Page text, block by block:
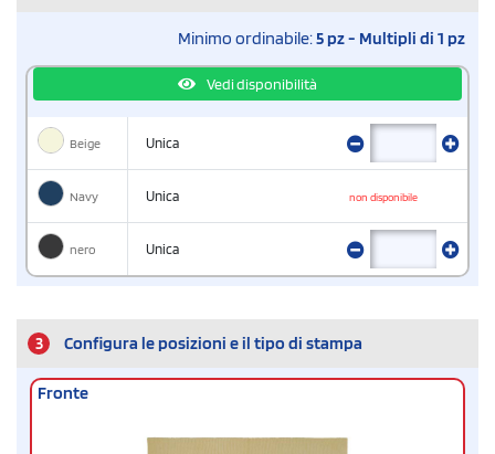
Minimo ordinabile:5 pz - Multipli di 1 pz
Vedi disponibilità
Beige Unica
Navy Unica non disponibile
nero Unica
3 Configura le posizioni e il tipo di stampa
Fronte